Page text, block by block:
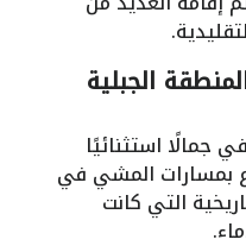
الجبلية
جمالًا استثنائيًا
بمسارات المشي في
التي كانت